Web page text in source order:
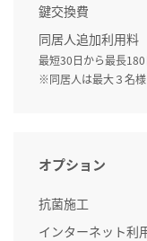
鍵交換費
同居人追加利用料
最短30日から最長
※同居人は最大３名様
オプション
抗菌施工
インターネット利